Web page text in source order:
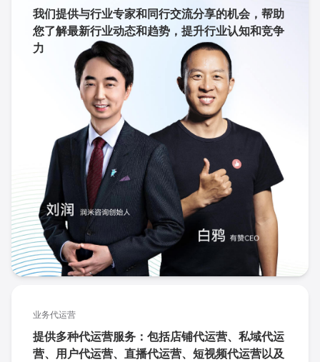
我们提供与行业专家和同行交流分享的机会，帮助
您了解最新行业动态和趋势，提升行业认知和竞争
力
业务代运营
提供多种代运营服务：包括店铺代运营、私域代运
营、用户代运营、直播代运营、短视频代运营以及